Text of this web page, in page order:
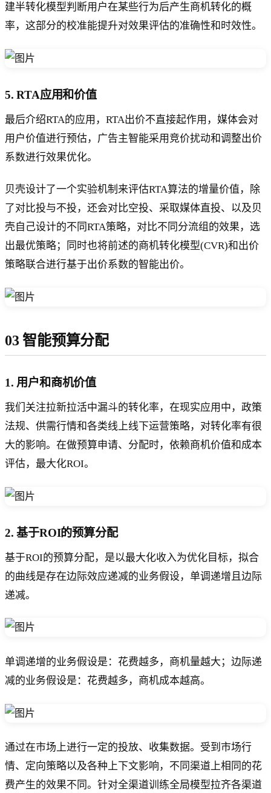
建半转化模型判断用户在某些行为后产生商机转化的概
率，这部分的校准能提升对效果评估的准确性和时效性。
5. RTA应用和价值
最后介绍RTA的应用，RTA出价不直接起作用，媒体会对
用户价值进行预估，广告主智能采用竞价扰动和调整出价
系数进行效果优化。
贝壳设计了一个实验机制来评估RTA算法的增量价值，除
了对比投与不投，还会对比空投、采取媒体直投、以及贝
壳自己设计的不同RTA策略，对比不同分流组的效果，选
出最优策略；同时也将前述的商机转化模型(CVR)和出价
策略联合进行基于出价系数的智能出价。
03 智能预算分配
1. 用户和商机价值
我们关注拉新拉活中漏斗的转化率，在现实应用中，政策
法规、供需行情和各类线上线下运营策略，对转化率有很
大的影响。在做预算申请、分配时，依赖商机价值和成本
评估，最大化ROI。
2. 基于ROI的预算分配
基于ROI的预算分配，是以最大化收入为优化目标，拟合
的曲线是存在边际效应递减的业务假设，单调递增且边际
递减。
单调递增的业务假设是：花费越多，商机量越大；边际递
减的业务假设是：花费越多，商机成本越高。
通过在市场上进行一定的投放、收集数据。受到市场行
情、定向策略以及各种上下文影响，不同渠道上相同的花
费产生的效果不同。针对全渠道训练全局模型拉齐各渠道